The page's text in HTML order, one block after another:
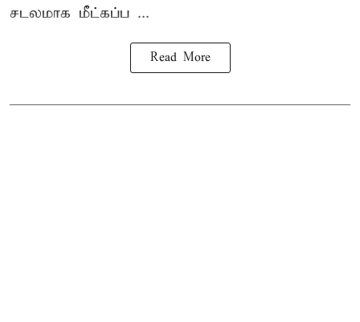
சடலமாக மீட்கப்ப ...
Read More